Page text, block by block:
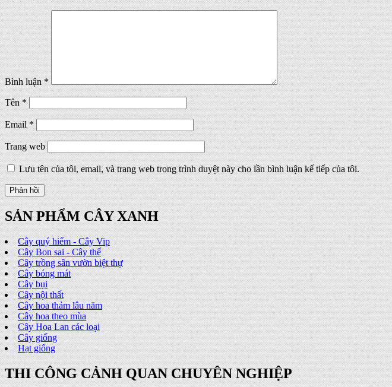
Bình luận*
Tên*
Email*
Trang web
Lưu tên của tôi, email, và trang web trong trình duyệt này cho lần bình luận kế tiếp của tôi.
SẢN PHẨM CÂY XANH
Cây quý hiếm - Cây Vip
Cây Bon sai - Cây thế
Cây trồng sân vườn biệt thự
Cây bóng mát
Cây bụi
Cây nội thất
Cây hoa thảm lâu năm
Cây hoa theo mùa
Cây Hoa Lan các loại
Cây giống
Hạt giống
THI CÔNG CẢNH QUAN CHUYÊN NGHIỆP